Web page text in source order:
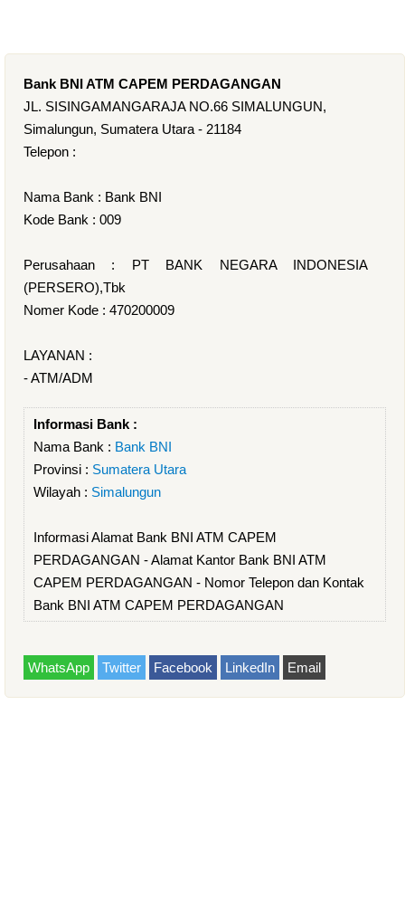
Bank BNI ATM CAPEM PERDAGANGAN
JL. SISINGAMANGARAJA NO.66 SIMALUNGUN,
Simalungun, Sumatera Utara - 21184
Telepon :
Nama Bank : Bank BNI
Kode Bank : 009
Perusahaan : PT BANK NEGARA INDONESIA
(PERSERO),Tbk
Nomer Kode : 470200009
LAYANAN :
- ATM/ADM
Informasi Bank :
Nama Bank : Bank BNI
Provinsi : Sumatera Utara
Wilayah : Simalungun
Informasi Alamat Bank BNI ATM CAPEM
PERDAGANGAN - Alamat Kantor Bank BNI ATM
CAPEM PERDAGANGAN - Nomor Telepon dan Kontak
Bank BNI ATM CAPEM PERDAGANGAN
WhatsApp Twitter Facebook LinkedIn Email